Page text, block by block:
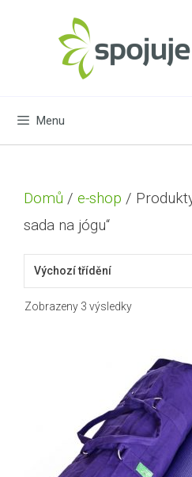
Menu
Domů / e-shop /
sada na jógu“
Zobrazeny 3 výsledky